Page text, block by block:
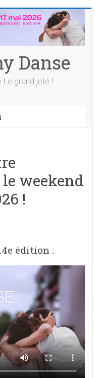
Danse
Le grand jeté !
weekend
!
édition :